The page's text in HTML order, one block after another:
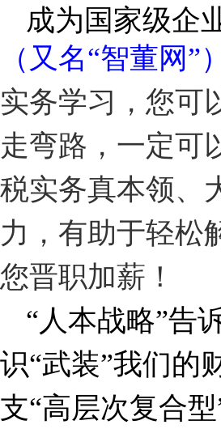
成为国家级
（又名“智董网”
实务学习，您可
走弯路，一定可
税实务真本领、
力，有助于轻松
您晋职加薪！
“人本战略”告
识“武装”我们的
支“高层次复合型